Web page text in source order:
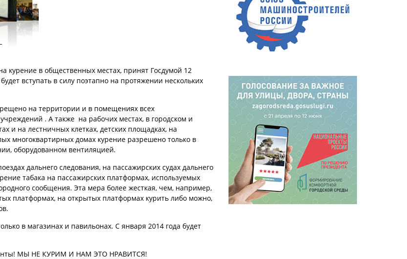
курение в общественных местах, принят Госдумой 12
вступать в силу поэтапно на протяжении нескольких
на территории и в помещениях всех
. А также на рабочих местах, в городском и
и на лестничных клетках, детских площадках, на
многоквартирных домах курение разрешено только в
оборудованном вентиляцией.
дальнего следования, на пассажирских судах дальнего
табака на пассажирских платформах, используемых
сообщения. Эта мера более жесткая, чем, например,
платформах, на открытых платформах курить либо можно,
в магазинах и павильонах. С января 2014 года будет
МЫ НЕ КУРИМ И НАМ ЭТО НРАВИТСЯ!